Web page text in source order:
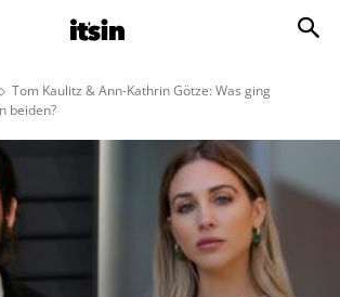
Tom Kaulitz & Ann-Kathrin Götze: Was ging
beiden?